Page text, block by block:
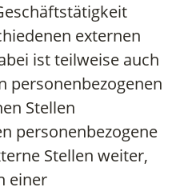
externen
ist teilweise auch
personenbezogenen
Stellen
personenbezogene
Stellen weiter,
einer